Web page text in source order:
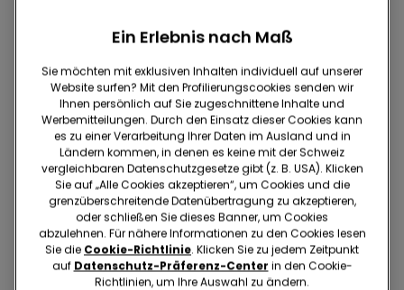
-70%
2 Farben
Ausgefranste Denimshorts
25.95 CHF 7.75 CHF-70%
-70%
3 Farben
Skinny-Jeans für Mädchen
30.95 CHF 9.25 CHF -70%
Ein Erlebnis nach Maß
Sie möchten mit exklusiven Inhalten individuell auf unserer
Website surfen? Mit den Profilierungscookies senden wir
Ihnen persönlich auf Sie zugeschnittene Inhalte und
Werbemitteilungen. Durch den Einsatz dieser Cookies kann
es zu einer Verarbeitung Ihrer Daten im Ausland und in
Ländern kommen, in denen es keine mit der Schweiz
vergleichbaren Datenschutzgesetze gibt (z. B. USA). Klicken
Sie auf „Alle Cookies akzeptieren“, um Cookies und die
grenzüberschreitende Datenübertragung zu akzeptieren,
oder schließen Sie dieses Banner, um Cookies
abzulehnen. Für nähere Informationen zu den Cookies lesen
Sie die Cookie-Richtlinie. Klicken Sie zu jedem Zeitpunkt
auf Datenschutz-Präferenz-Center in den Cookie-
Richtlinien, um Ihre Auswahl zu ändern.